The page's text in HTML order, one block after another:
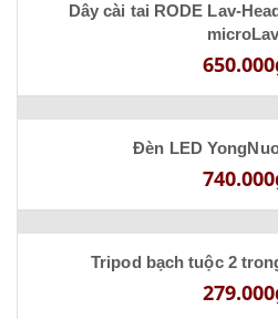
Dây cài tai RODE Lav-
Đèn LED
Tripod bạch tuộc 2